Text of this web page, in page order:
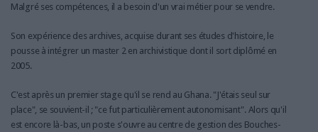
Malgré ses compétences, il a besoin d'un vrai métier pour se vendre.
Son expérience des archives, acquise durant ses études d'histoire, le
pousse à intégrer un master 2 en archivistique dont il sort diplômé en
2005.
C'est après un premier stage qu'il se rend au Ghana. "J'étais seul sur
place", se souvient-il ; "ce fut particulièrement autonomisant". Alors qu'il
est encore là-bas, un poste s'ouvre au centre de gestion des Bouches-